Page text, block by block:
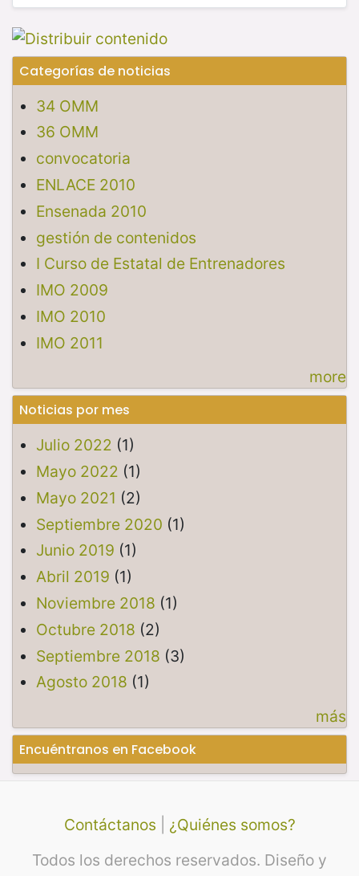
Categorías de noticias
34 OMM
36 OMM
convocatoria
ENLACE 2010
Ensenada 2010
gestión de contenidos
I Curso de Estatal de Entrenadores
IMO 2009
IMO 2010
IMO 2011
more
Noticias por mes
Julio 2022 (1)
Mayo 2022 (1)
Mayo 2021 (2)
Septiembre 2020 (1)
Junio 2019 (1)
Abril 2019 (1)
Noviembre 2018 (1)
Octubre 2018 (2)
Septiembre 2018 (3)
Agosto 2018 (1)
más
Encuéntranos en Facebook
Contáctanos
¿Quiénes somos?
Todos los derechos reservados. Diseño y